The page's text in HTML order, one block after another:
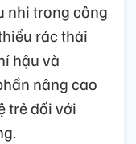
nhi trong công
rác thải
hậu và
nâng cao
trẻ đối với